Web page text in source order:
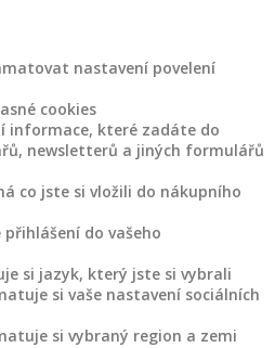
nastavení povelení
cookies
informace, které zadáte do
newsletterů a jiných formulářů
co jste si vložili do nákupního
přihlášení do vašeho
si jazyk, který jste si vybrali
si vaše nastavení sociálních
si vybraný region a zemi